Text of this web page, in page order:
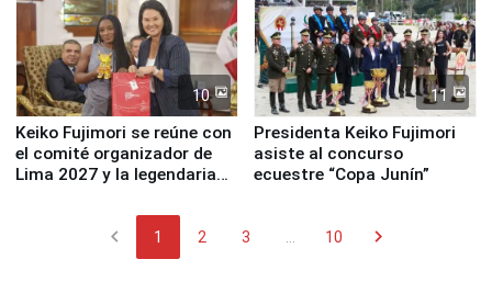
10
Keiko Fujimori se reúne con
el comité organizador de
Lima 2027 y la legendaria
11
Presidenta Keiko Fujimori
asiste al concurso
ecuestre “Copa Junín”
chevron_left 1 2 3 10 chevron_right